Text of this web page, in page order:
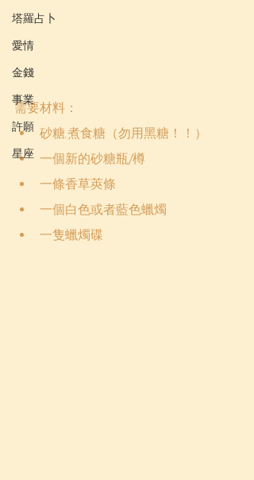
塔羅占卜
愛情
金錢
事業
許願
星座
需要材料：
砂糖,煮食糖（勿用黑糖！！）
一個新的砂糖瓶/樽
一條香草莢條
一個白色或者藍色蠟燭
一隻蠟燭碟